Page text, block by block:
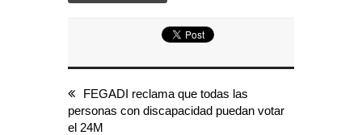
FEGADI reclama que todas las
personas con discapacidad puedan votar
el 24M